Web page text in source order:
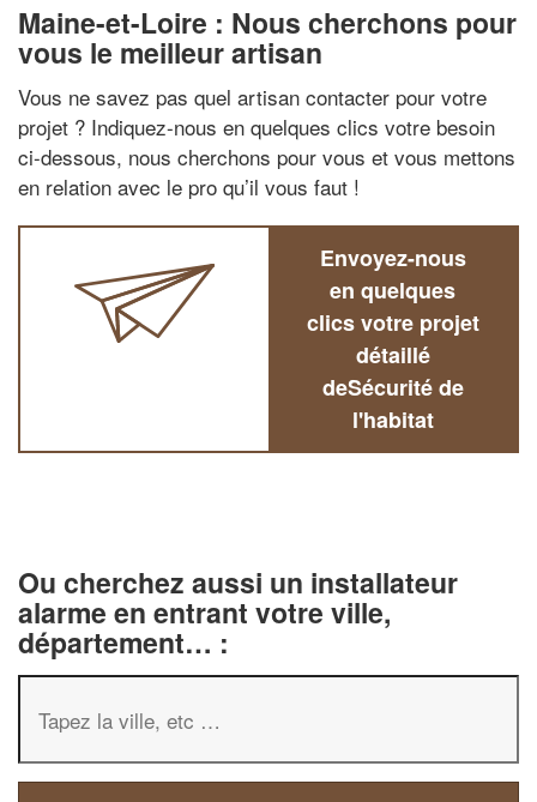
Maine-et-Loire : Nous cherchons pour
vous le meilleur artisan
Vous ne savez pas quel artisan contacter pour votre
projet ? Indiquez-nous en quelques clics votre besoin
ci-dessous, nous cherchons pour vous et vous mettons
en relation avec le pro qu’il vous faut !
Envoyez-nous
en quelques
clics votre projet
détaillé
deSécurité de
l'habitat
Ou cherchez aussi un installateur
alarme en entrant votre ville,
département… :